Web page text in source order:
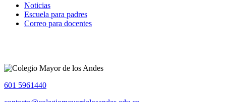
Noticias
Escuela para padres
Correo para docentes
601 5961440